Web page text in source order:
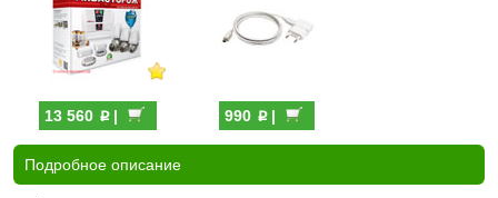
13 560 p| 990 p|
Подробное описание